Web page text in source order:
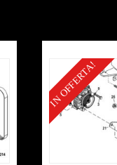
IN OFFERTA!